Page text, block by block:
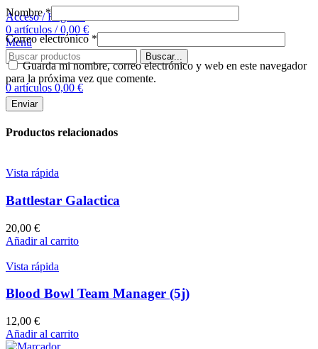
Acceso / Registro
0 artículos / 0,00 €
Menú
Buscar...
0 artículos 0,00 €
Nombre*
Correo electrónico *
Guarda mi nombre, correo electrónico y web en este navegador
para la próxima vez que comente.
Productos relacionados
Vista rápida
Battlestar Galactica
20,00 €
Añadir al carrito
Vista rápida
Blood Bowl Team Manager (5j)
12,00 €
Añadir al carrito